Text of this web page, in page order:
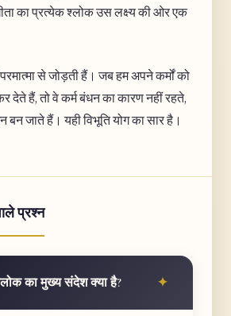
का प्रत्येक श्लोक उस लक्ष्य की ओर एक
से जोड़ती हैं। जब हम अपने कर्मों को
देते हैं, तो वे कर्म बंधन का कारण नहीं रहते,
बन जाते हैं। यही विभूति योग का सार है।
प्रश्न
का मुख्य संदेश क्या है?